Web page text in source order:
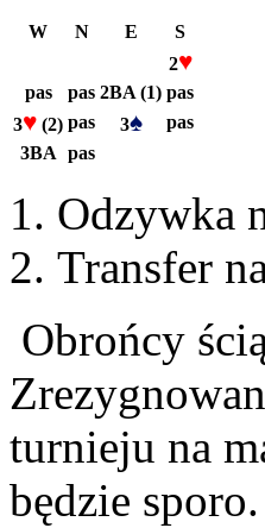
W N E
S
2♥
pas pas 2BA (1) pas
3♥ (2) pas 3♠
pas
3BA pas
Odzywka
Transfer
Obrońcy
turnieju na
będzie sporo.